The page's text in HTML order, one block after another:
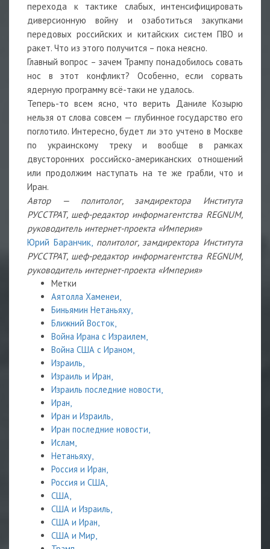
перехода к тактике слабых, интенсифицировать
диверсионную войну и озаботиться закупками
передовых российских и китайских систем ПВО и
ракет. Что из этого получится – пока неясно.
Главный вопрос – зачем Трампу понадобилось совать
нос в этот конфликт? Особенно, если сорвать
ядерную программу всё-таки не удалось.
Теперь-то всем ясно, что верить Даниле Козырю
нельзя от слова совсем — глубинное государство его
поглотило. Интересно, будет ли это учтено в Москве
по украинскому треку и вообще в рамках
двусторонних российско-американских отношений
или продолжим наступать на те же грабли, что и
Иран.
Автор — политолог, замдиректора Института
РУССТРАТ, шеф-редактор информагентства REGNUM,
руководитель интернет-проекта «Империя»
Юрий Баранчик, политолог, замдиректора Института
РУССТРАТ, шеф-редактор информагентства REGNUM,
руководитель интернет-проекта «Империя»
Метки
Аятолла Хаменеи,
Биньямин Нетаньяху,
Ближний Восток,
Война Ирана с Израилем,
Война США с Ираном,
Израиль,
Израиль и Иран,
Израиль последние новости,
Иран,
Иран и Израиль,
Иран последние новости,
Ислам,
Нетаньяху,
Россия и Иран,
Россия и США,
США,
США и Израиль,
США и Иран,
США и Мир,